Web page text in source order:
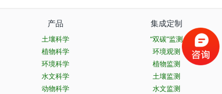
产品
土壤科学
植物科学
环境科学
水文科学
动物科学
集成定制
“双碳”监测
环境观测
植物监测
土壤监测
水文监测